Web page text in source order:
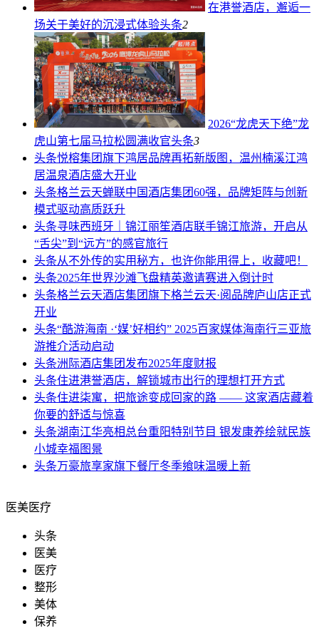
在港誉酒店，邂逅一
场关于美好的沉浸式体验头条2
2026“龙虎天下绝”龙
虎山第七届马拉松圆满收官头条3
头条悦榕集团旗下鸿居品牌再拓新版图，温州楠溪江鸿
居温泉酒店盛大开业
头条格兰云天蝉联中国酒店集团60强，品牌矩阵与创新
模式驱动高质跃升
头条寻味西班牙｜锦江丽笙酒店联手锦江旅游，开启从
“舌尖”到“远方”的感官旅行
头条从不外传的实用秘方，也许你能用得上，收藏吧！
头条2025年世界沙滩飞盘精英邀请赛进入倒计时
头条格兰云天酒店集团旗下格兰云天·阅品牌庐山店正式
开业
头条“酷游海南 ·‘媒’好相约” 2025百家媒体海南行三亚旅
游推介活动启动
头条洲际酒店集团发布2025年度财报
头条住进港誉酒店，解锁城市出行的理想打开方式
头条住进柒寓，把旅途变成回家的路 —— 这家酒店藏着
你要的舒适与惊喜
头条湖南江华亮相总台重阳特别节目 银发康养绘就民族
小城幸福图景
头条万豪旅享家旗下餐厅冬季飨味温暖上新
医美医疗
头条
医美
医疗
整形
美体
保养